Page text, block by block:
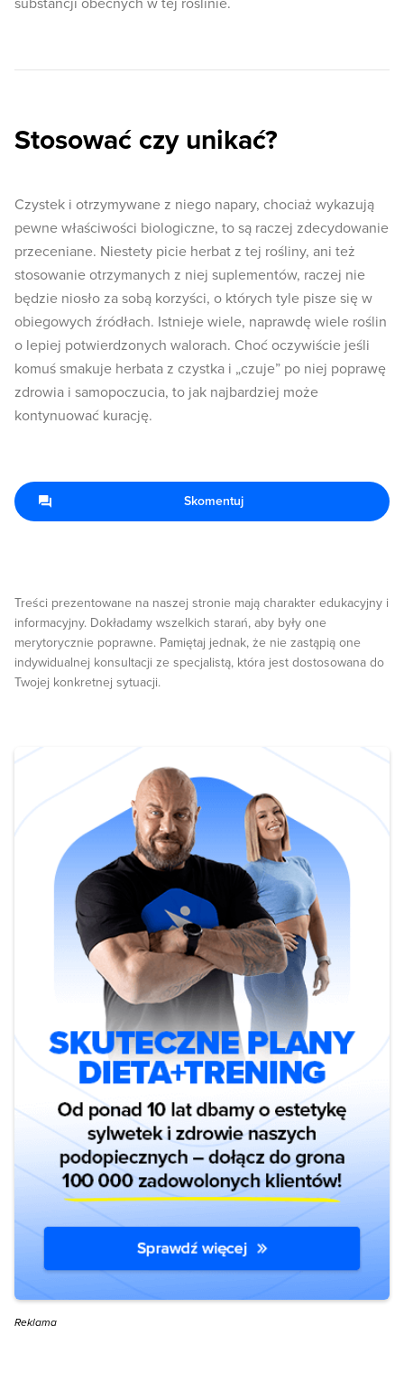
substancji obecnych w tej roślinie.
Stosować czy unikać?
Czystek i otrzymywane z niego napary, chociaż wykazują
pewne właściwości biologiczne, to są raczej zdecydowanie
przeceniane. Niestety picie herbat z tej rośliny, ani też
stosowanie otrzymanych z niej suplementów, raczej nie
będzie niosło za sobą korzyści, o których tyle pisze się w
obiegowych źródłach. Istnieje wiele, naprawdę wiele roślin
o lepiej potwierdzonych walorach. Choć oczywiście jeśli
komuś smakuje herbata z czystka i „czuje” po niej poprawę
zdrowia i samopoczucia, to jak najbardziej może
kontynuować kurację.
Treści prezentowane na naszej stronie mają charakter edukacyjny i
informacyjny. Dokładamy wszelkich starań, aby były one
merytorycznie poprawne. Pamiętaj jednak, że nie zastąpią one
indywidualnej konsultacji ze specjalistą, która jest dostosowana do
Twojej konkretnej sytuacji.
Skomentuj
Reklama